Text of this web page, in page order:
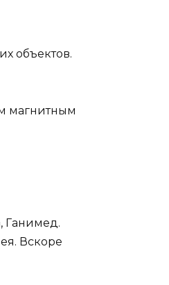
объектов.
магнитным
Ганимед.
Вскоре